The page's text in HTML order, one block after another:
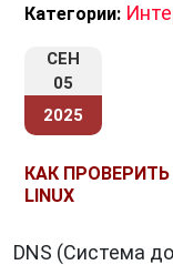
Категории:
СЕН
05
2025
КАК ПРОВЕРИТЬ
LINUX
DNS (Система